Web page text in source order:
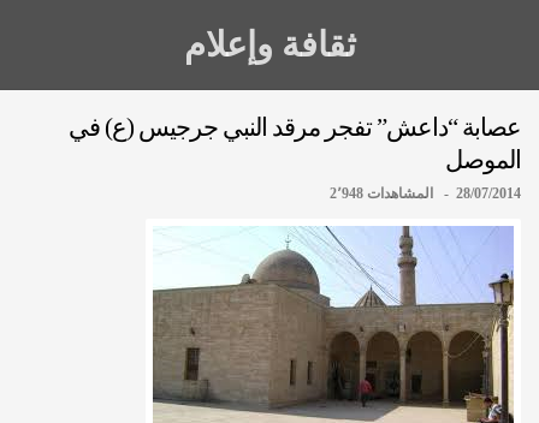
ثقافة وإعلام
عصابة “داعش” تفجر مرقد النبي جرجيس (ع) في
الموصل
28/07/2014 - المشاهدات 2٬948